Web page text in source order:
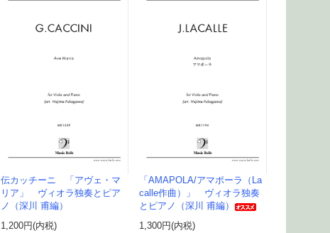
伝カッチーニ 「アヴェ・マ
リア」 ヴィオラ独奏とピア
ノ（深川 甫編）
1,200円(内税)
「AMAPOLA/アマポーラ（La
calle作曲）」 ヴィオラ独奏
とピアノ（深川 甫編）
1,300円(内税)